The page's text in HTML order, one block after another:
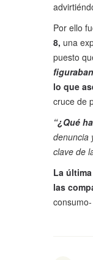
Por ello
8, una
puesto
lo que
cruce de
“¿Qué
denuncia
clave de
La
las
consumo-